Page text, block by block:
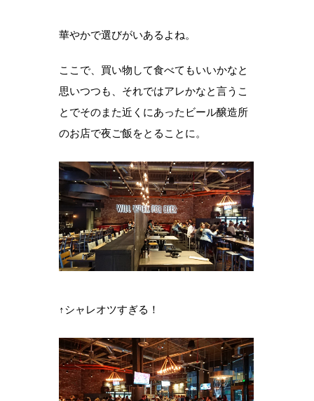
華やかで選びがいあるよね。
ここで、買い物して食べてもいいかなと
思いつつも、それではアレかなと言うこ
とでそのまた近くにあったビール醸造所
のお店で夜ご飯をとることに。
↑シャレオツすぎる！